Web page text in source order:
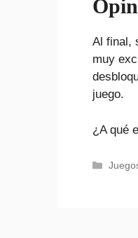
Al final,
muy
juego.
¿A qué